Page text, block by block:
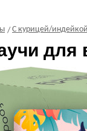
С курицей/индейкой
для